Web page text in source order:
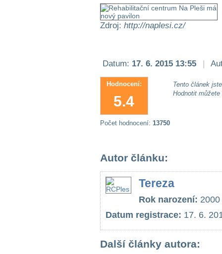
Zdroj: http://naplesi.cz/
Datum: 17. 6. 2015 13:55 |
Hodnocení:
5.4
Tento článek
Hodnotit
Počet hodnocení: 13750
Autor článku:
Tereza
Rok narození: 2000
Datum registrace: 17. 6.
Další články autora: